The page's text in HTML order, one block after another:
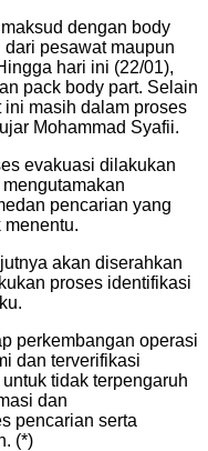
dengan body
pesawat maupun
hari ini (22/01),
pack body part. Selain
ini masih dalam proses
Mohammad Syafii.
evakuasi dilakukan
pencarian yang
akan diserahkan
proses identifikasi
perkembangan operasi
dan terverifikasi
tidak terpengaruh
dan
pencarian serta
(*)